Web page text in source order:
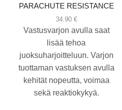
PARACHUTE RESISTANCE
34.90 €
Vastusvarjon avulla saat
lisää tehoa
juoksuharjoitteluun. Varjon
tuottaman vastuksen avulla
kehität nopeutta, voimaa
sekä reaktiokykyä.